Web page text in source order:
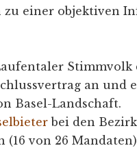
einer objektiven
Stimmvolk
an und
Basel-Landschaft.
bei den
(16 von 26